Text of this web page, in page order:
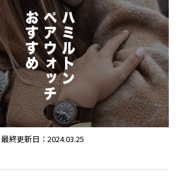
最終更新日：2024.03.25